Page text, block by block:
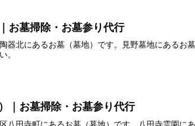
お墓掃除・お墓参り代行
器北にあるお墓（墓地）です。見野墓地にある
。
｜お墓掃除・お墓参り代行